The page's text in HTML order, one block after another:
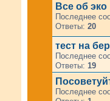
Все об
Последнее
Ответы: 20
тест на
Последнее
Ответы: 19
Последнее